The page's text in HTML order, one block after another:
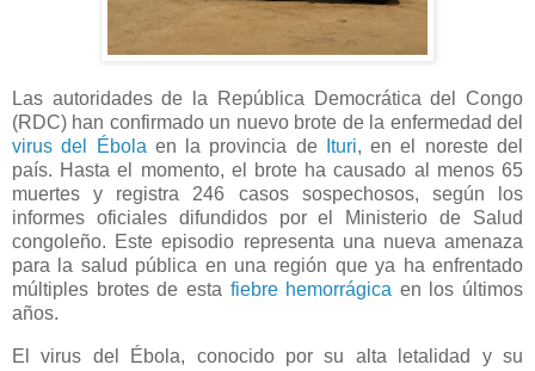
Las autoridades de la República Democrática del Congo
(RDC) han confirmado un nuevo brote de la enfermedad del
virus del Ébola en la provincia de Ituri, en el noreste del
país. Hasta el momento, el brote ha causado al menos 65
muertes y registra 246 casos sospechosos, según los
informes oficiales difundidos por el Ministerio de Salud
congoleño. Este episodio representa una nueva amenaza
para la salud pública en una región que ya ha enfrentado
múltiples brotes de esta fiebre hemorrágica en los últimos
años.
El virus del Ébola, conocido por su alta letalidad y su